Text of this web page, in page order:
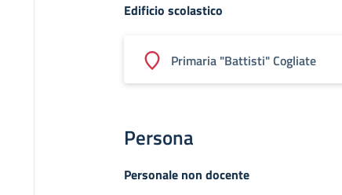
Edificio scolastico
Primaria "Battisti" Cogliate
Persona
Personale non docente